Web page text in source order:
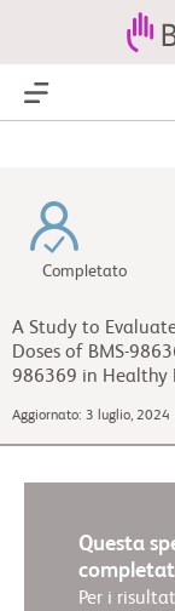
Show Menu
Completato
A Study to
Doses of BMS-
986369 in Healthy
Aggiornato: 3 luglio,
Questa
Per i